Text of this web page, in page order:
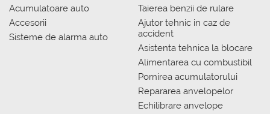
Acumulatoare auto
Accesorii
Sisteme de alarma auto
Taierea benzii de rulare
Ajutor tehnic in caz de
accident
Asistenta tehnica la blocare
Alimentarea cu combustibil
Pornirea acumulatorului
Repararea anvelopelor
Echilibrare anvelope